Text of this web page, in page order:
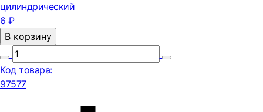
цилиндрический
6 ₽
В корзину
Код товара:
97577